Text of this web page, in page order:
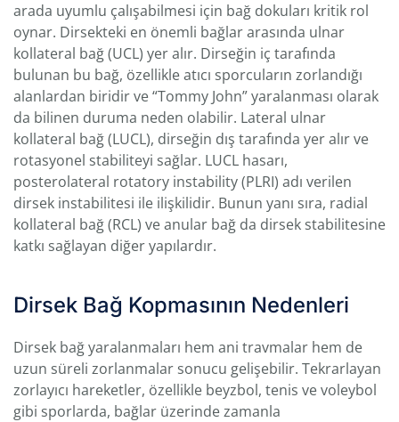
arada uyumlu çalışabilmesi için bağ dokuları kritik rol
oynar. Dirsekteki en önemli bağlar arasında ulnar
kollateral bağ (UCL) yer alır. Dirseğin iç tarafında
bulunan bu bağ, özellikle atıcı sporcuların zorlandığı
alanlardan biridir ve “Tommy John” yaralanması olarak
da bilinen duruma neden olabilir. Lateral ulnar
kollateral bağ (LUCL), dirseğin dış tarafında yer alır ve
rotasyonel stabiliteyi sağlar. LUCL hasarı,
posterolateral rotatory instability (PLRI) adı verilen
dirsek instabilitesi ile ilişkilidir. Bunun yanı sıra, radial
kollateral bağ (RCL) ve anular bağ da dirsek stabilitesine
katkı sağlayan diğer yapılardır.
Dirsek Bağ Kopmasının Nedenleri
Dirsek bağ yaralanmaları hem ani travmalar hem de
uzun süreli zorlanmalar sonucu gelişebilir. Tekrarlayan
zorlayıcı hareketler, özellikle beyzbol, tenis ve voleybol
gibi sporlarda, bağlar üzerinde zamanla